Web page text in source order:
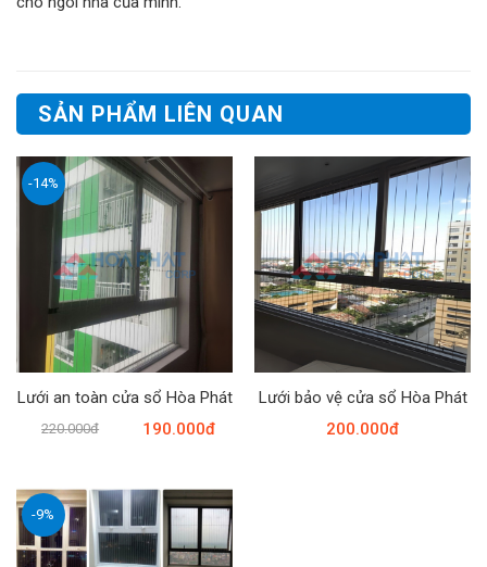
SẢN PHẨM LIÊN QUAN
-14%
Lưới an toàn cửa sổ Hòa Phát
190.000đ
220.000đ
Lưới bảo vệ cửa sổ Hòa Phát
200.000đ
-9%